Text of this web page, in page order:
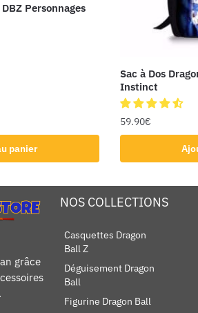
Personnages
panier
Sac à Dos
Instinct
59.90€
grâce
NOS COLLECTIONS
Casquettes Dragon
Ball Z
Déguisement Dragon
Ball
Figurine Dragon Ball